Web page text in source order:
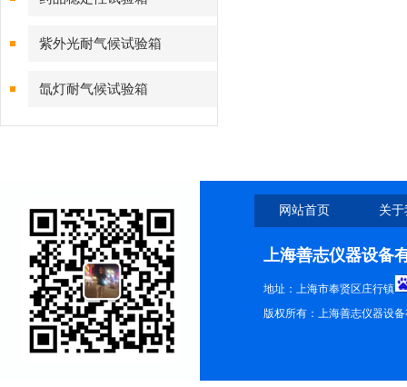
紫外光耐气候试验箱
氙灯耐气候试验箱
网站首页 关
上海善志仪器设备
地址：上海市奉贤区庄行镇
版权所有：上海善志仪器设